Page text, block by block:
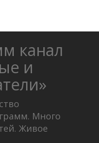
канал
и
Много
Живое